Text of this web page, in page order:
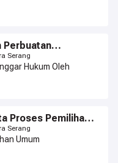
Perbuatan
Badan Dan/Atau
(Onrechtmatige
Serang
Hukum Oleh
Proses Pemilihan
Serang
Umum